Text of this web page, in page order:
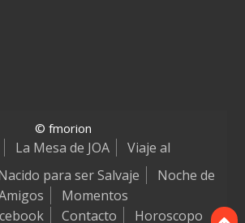
© fmorion
La Mesa de JOA
Viaje al
para ser Salvaje
Noche de
Momentos
Contacto Horoscopo